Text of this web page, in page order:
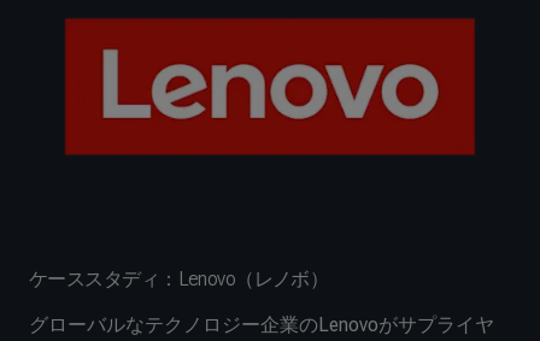
ケーススタディ：Lenovo（レノボ）
グローバルなテクノロジー企業のLenovoがサプライヤ